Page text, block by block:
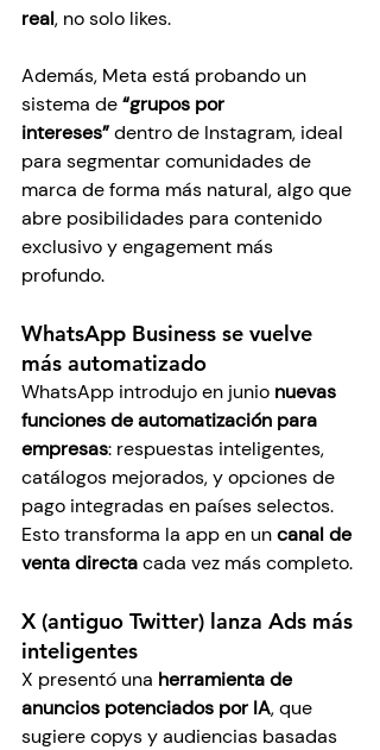
real, no solo likes.
Además, Meta está probando un
sistema de “grupos por
intereses” dentro de Instagram, ideal
para segmentar comunidades de
marca de forma más natural, algo que
abre posibilidades para contenido
exclusivo y engagement más
profundo.
WhatsApp Business se vuelve
más automatizado
WhatsApp introdujo en junio nuevas
funciones de automatización para
empresas: respuestas inteligentes,
catálogos mejorados, y opciones de
pago integradas en países selectos.
Esto transforma la app en un canal de
venta directa cada vez más completo.
X (antiguo Twitter) lanza Ads más
inteligentes
X presentó una herramienta de
anuncios potenciados por IA, que
sugiere copys y audiencias basadas